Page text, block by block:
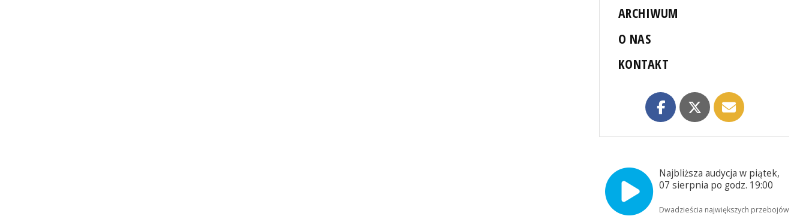
ARCHIWUM
O NAS
KONTAKT
Najbliższa audycja w piątek,
07 sierpnia po godz. 19:00
Dwadzieścia największych przebojów